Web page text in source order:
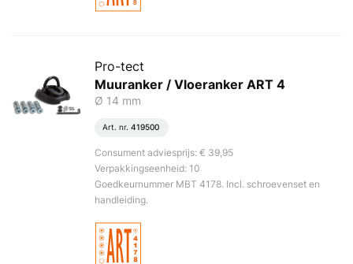
Pro-tect
Muuranker / Vloeranker ART 4
Ø 14 mm
Art. nr. 419500
Consument adviesprijs: € 39,95
Verpakkingseenheid: 10
Goedkeurnummer MBT 4178. Incl. schroevenset en
handleiding.